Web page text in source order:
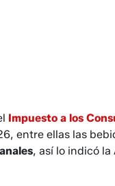
Impuesto a los
entre ellas las
, así lo indicó